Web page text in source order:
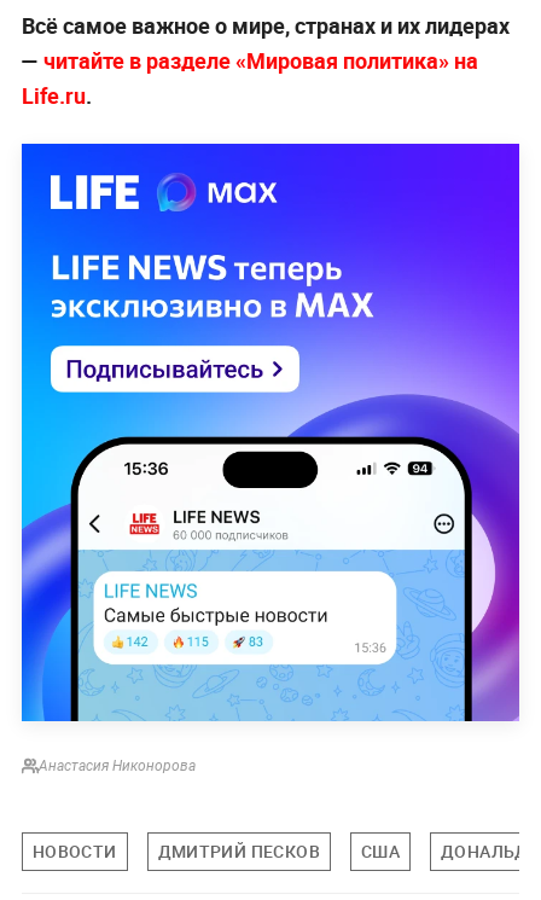
Всё самое важное о мире, странах и их лидерах
— читайте в разделе «Мировая политика» на
Life.ru.
Анастасия Никонорова
НОВОСТИ ДМИТРИЙ ПЕСКОВ США ДОНАЛЬД